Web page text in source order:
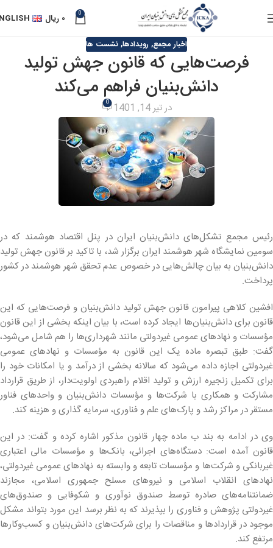
0 ۰ ریال
اخبار مجمع, رویدادها, نشست ها
فرصت‌هایی که قانون جهش تولید
دانش‌بنیان فراهم می‌کند
در تیر 14, 1401 0
رئیس مجمع تشکل‌های دانش‌بنیان ایران در پنل اقتصاد هوشمند که در
سومین نمایشگاه شهر هوشمند ایران برگزار شد، با تاکید بر قانون جهش تولید
دانش‌بنیان به بیان چالش‌هایی در خصوص عدم تحقق شهر هوشمند در کشور
پرداخت.
افشین کلاهی پیرامون قانون جهش تولید دانش‌بنیان و فرصت‌هایی که این
قانون برای دانش‌بنیان‌ها ایجاد کرده است، با بیان اینکه بخشی از این قانون
مؤسسات و نهادهای عمومی غیردولتی مانند شهرداری‌ها را هم شامل می‌شود،
گفت: طبق تبصره ماده یک این قانون به مؤسسات و نهادهای عمومی
غیردولتی اجازه داده می‌شود که سالانه بخشی از درآمد و یا امکانات خود را
برای تکمیل زنجیره ارزش و تولید اقلام راهبردی اولویت‌دار، از طریق قرارداد
مشارکت و همکاری با شرکت‌ها و مؤسسات دانش‌بنیان و واحدهای فناور
مستقر در مراکز رشد و پارک‌های علم و فناوری، سرمایه گذاری و هزینه کند.
وی در ادامه به بند ب ماده چهار قانون مذکور اشاره کرده و گفت: در این
قانون آمده است: دستگاه‌های اجرائی، بانک‌ها و مؤسسات مالی اعتباری
غیربانکی و شرکت‌ها و مؤسسات تابعه و وابسته به نهادهای عمومی غیردولتی،
نهادهای انقلاب اسلامی و نیروهای مسلح جمهوری اسلامی، مجازند
ضمانتنامه‌های صادره توسط صندوق نوآوری و شکوفایی و صندوق‌های
غیردولتی پژوهش و فناوری را بپذیرند که به نظر برسد این مورد بتواند مشکل
موجود در قراردادها و مناقصات را برای شرکت‌های دانش‌بنیان و کسب‌وکارها
مرتفع کند.